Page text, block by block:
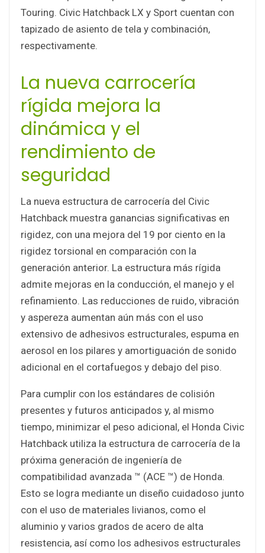
Touring. Civic Hatchback LX y Sport cuentan con
tapizado de asiento de tela y combinación,
respectivamente.
La nueva carrocería
rígida mejora la
dinámica y el
rendimiento de
seguridad
La nueva estructura de carrocería del Civic
Hatchback muestra ganancias significativas en
rigidez, con una mejora del 19 por ciento en la
rigidez torsional en comparación con la
generación anterior. La estructura más rígida
admite mejoras en la conducción, el manejo y el
refinamiento. Las reducciones de ruido, vibración
y aspereza aumentan aún más con el uso
extensivo de adhesivos estructurales, espuma en
aerosol en los pilares y amortiguación de sonido
adicional en el cortafuegos y debajo del piso.
Para cumplir con los estándares de colisión
presentes y futuros anticipados y, al mismo
tiempo, minimizar el peso adicional, el Honda Civic
Hatchback utiliza la estructura de carrocería de la
próxima generación de ingeniería de
compatibilidad avanzada ™ (ACE ™) de Honda.
Esto se logra mediante un diseño cuidadoso junto
con el uso de materiales livianos, como el
aluminio y varios grados de acero de alta
resistencia, así como los adhesivos estructurales